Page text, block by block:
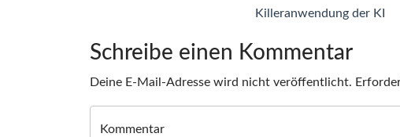
Killeranwendung der KI
Schreibe einen Kommentar
Deine E-Mail-Adresse wird nicht veröffentlicht.
Kommentar